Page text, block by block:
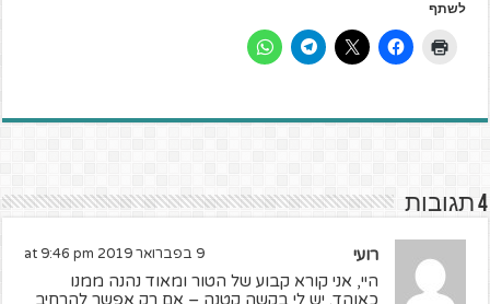
לשתף
4 תגובות
רועי 9 בפברואר 2019 at 9:46 pm
היי, אני קורא קבוע של הטור ומאוד נהנה ממנו
כאוהד. יש לי בקשה קטנה – אם רק אפשר להרחיב